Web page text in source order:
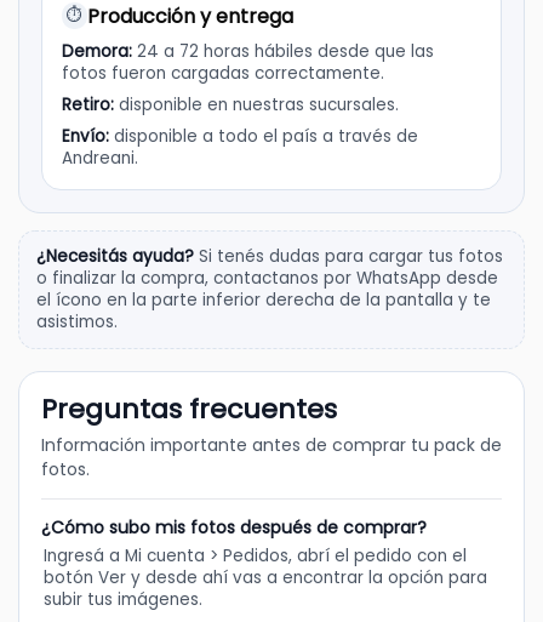
⏱️ Producción y entrega
Demora: 24 a 72 horas hábiles desde que las
fotos fueron cargadas correctamente.
Retiro: disponible en nuestras sucursales.
Envío: disponible a todo el país a través de
Andreani.
¿Necesitás ayuda? Si tenés dudas para cargar tus fotos
o finalizar la compra, contactanos por WhatsApp desde
el ícono en la parte inferior derecha de la pantalla y te
asistimos.
Preguntas frecuentes
Información importante antes de comprar tu pack de
fotos.
¿Cómo subo mis fotos después de comprar?
Ingresá a Mi cuenta > Pedidos, abrí el pedido con el
botón Ver y desde ahí vas a encontrar la opción para
subir tus imágenes.